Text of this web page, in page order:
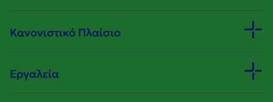
Κανονιστικό Πλαίσιο
Εργαλεία